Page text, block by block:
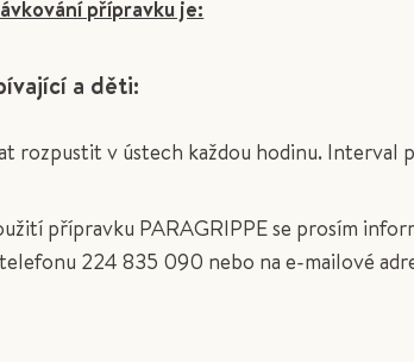
přípravku je:
a děti:
rozpustit v ústech každou hodinu. Interval
přípravku PARAGRIPPE se prosím
224 835 090 nebo na e-mailové